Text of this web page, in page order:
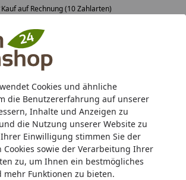
Cookies und ähnliche
die Benutzererfahrung auf unserer
Inhalte und Anzeigen zu
die Nutzung unserer Website zu
Einwilligung stimmen Sie der
Cookies sowie der Verarbeitung Ihrer
zu, um Ihnen ein bestmögliches
Funktionen zu bieten.
Kauf auf Rechnung (10 Zahlarten)
Garantie
für
nachfolgenden Garantieerklärung ist